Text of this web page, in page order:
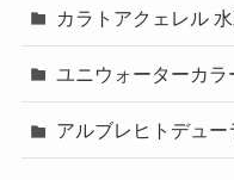
カラトアクェレル
ユニウォーターカラ
アルブレヒトデュ